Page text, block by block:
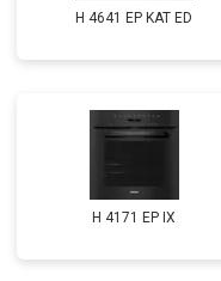
H 4641 EP KAT ED
H 4171 EP IX